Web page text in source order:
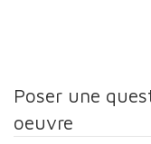
Poser une
oeuvre